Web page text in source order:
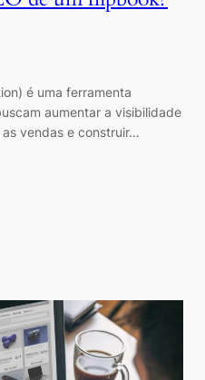
é uma ferramenta
aumentar a visibilidade
vendas e construir…